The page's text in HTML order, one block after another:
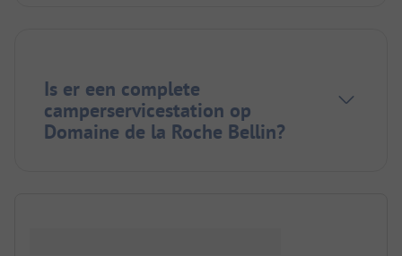
Is er een complete
camperservicestation op
Domaine de la Roche Bellin?